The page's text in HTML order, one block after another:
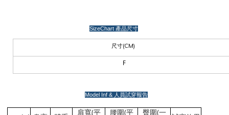
SizeChart 產品尺寸
尺寸(CM)
F
Model Inf & 人員試穿報告
肩寬(平
腰圍(平
臀圍(一